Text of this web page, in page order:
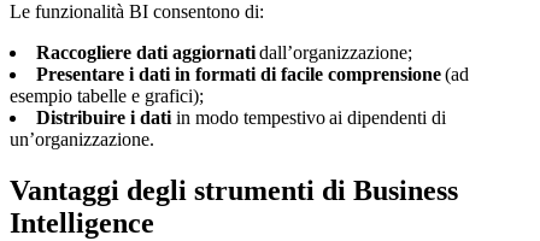
Le funzionalità BI consentono di:
Raccogliere dati aggiornatidall’organizzazione;
Presentare i dati in formati di facile comprensione(ad
esempio tabelle e grafici);
Distribuire i datiin modo tempestivo ai dipendenti di
un’organizzazione.
Vantaggi degli strumenti di Business
Intelligence